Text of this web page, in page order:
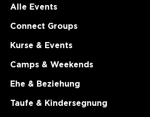
Alle Events
Connect Groups
Kurse & Events
Camps & Weekends
Ehe & Beziehung
Taufe & Kindersegnung